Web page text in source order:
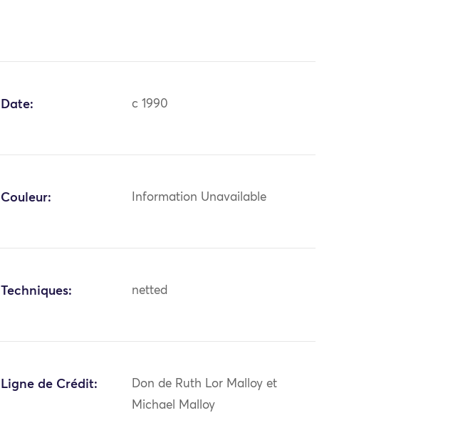
Date: c 1990
Couleur: Information Unavailable
Techniques: netted
Ligne de Crédit:
Don de Ruth Lor Malloy et
Michael Malloy